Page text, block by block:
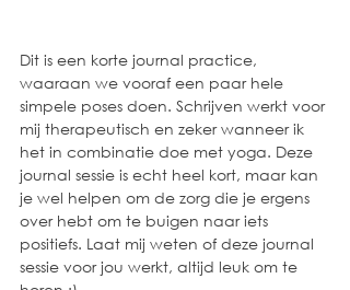
Dit is een korte journal practice,
waaraan we vooraf een paar hele
simpele poses doen. Schrijven werkt voor
mij therapeutisch en zeker wanneer ik
het in combinatie doe met yoga. Deze
journal sessie is echt heel kort, maar kan
je wel helpen om de zorg die je ergens
over hebt om te buigen naar iets
positiefs. Laat mij weten of deze journal
sessie voor jou werkt, altijd leuk om te